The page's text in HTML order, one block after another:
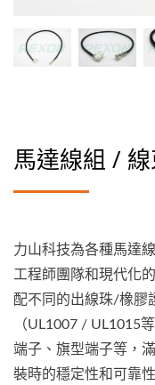
馬達線組 /
力山科技為各種馬達
工程師團隊和現代化
配不同的出線珠/橡膠
（UL1007 / UL1015
端子、旗型端子等，
裝時的穩定性和可靠性